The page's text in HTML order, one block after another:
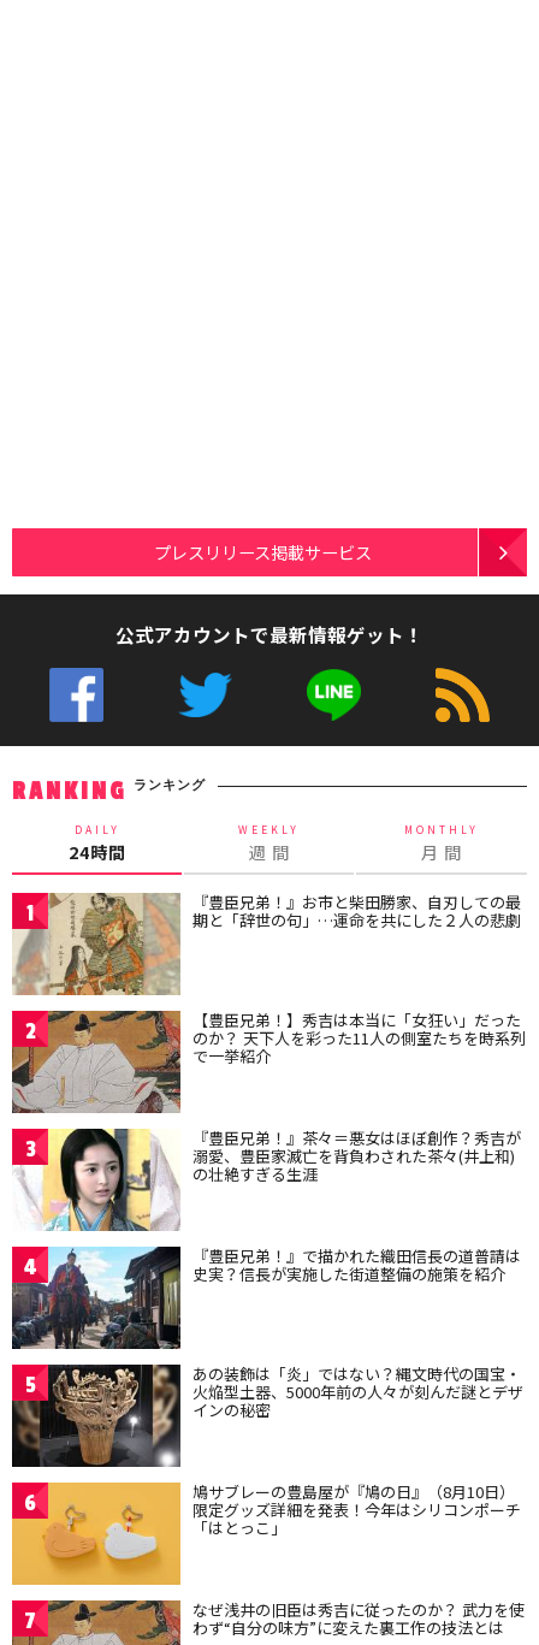
プレスリリース掲載サービス
公式アカウントで最新情報ゲット！
RANKING ランキング
DAILY
24時間
WEEKLY
週 間
MONTHLY
月 間
1 『豊臣兄弟！』お市と柴田勝家、自刃しての最
期と「辞世の句」…運命を共にした２人の悲劇
2 【豊臣兄弟！】秀吉は本当に「女狂い」だった
のか？ 天下人を彩った11人の側室たちを時系列
で一挙紹介
3 『豊臣兄弟！』茶々＝悪女はほぼ創作？秀吉が
溺愛、豊臣家滅亡を背負わされた茶々(井上和)
の壮絶すぎる生涯
4 『豊臣兄弟！』で描かれた織田信長の道普請は
史実？信長が実施した街道整備の施策を紹介
5 あの装飾は「炎」ではない？縄文時代の国宝・
火焔型土器、5000年前の人々が刻んだ謎とデザ
インの秘密
6 鳩サブレーの豊島屋が『鳩の日』（8月10日）
限定グッズ詳細を発表！今年はシリコンポーチ
「はとっこ」
7 なぜ浅井の旧臣は秀吉に従ったのか？ 武力を使
わず“自分の味方”に変えた裏工作の技法とは